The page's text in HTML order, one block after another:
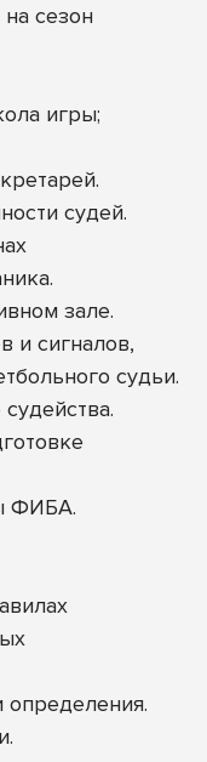
сезон
игры;
судей.
зале.
и сигналов,
судьи.
ФИБА.